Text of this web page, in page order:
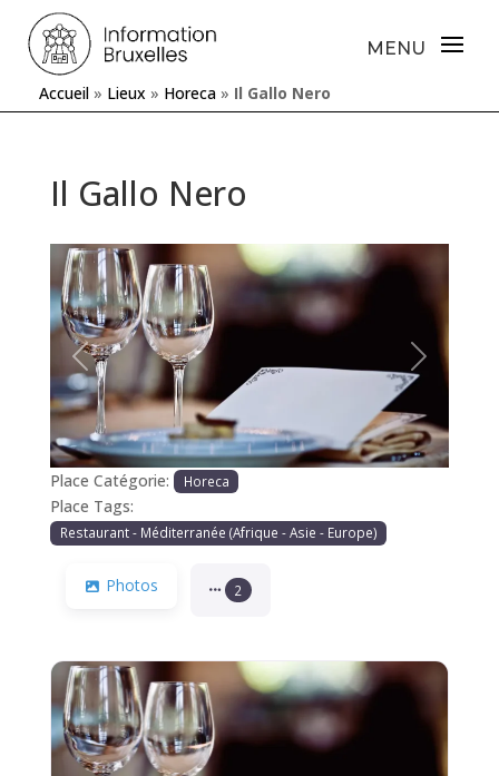
Accueil » Lieux » Horeca » Il Gallo Nero
Il Gallo Nero
Précédente Prochaine
Place Catégorie: Horeca
Place Tags:
Restaurant - Méditerranée (Afrique - Asie - Europe)
Photos 2